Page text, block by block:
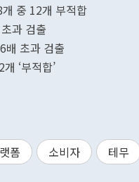
중 12개 부적합
과 검출
배 초과 검출
‘부적합’
폼 소비자 테무